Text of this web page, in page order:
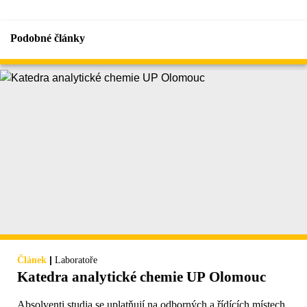
Podobné články
Článek | Laboratoře
Katedra analytické chemie UP Olomouc